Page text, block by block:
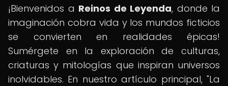
¡Bienvenidos a Reinos de Leyenda, donde la
imaginación cobra vida y los mundos ficticios
se convierten en realidades épicas!
Sumérgete en la exploración de culturas,
criaturas y mitologías que inspiran universos
inolvidables. En nuestro artículo principal, "La